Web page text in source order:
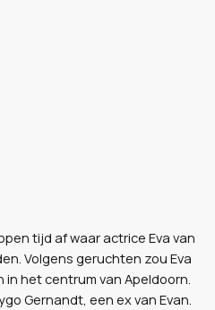
tijd af waar actrice Eva van
Volgens geruchten zou Eva
het centrum van Apeldoorn.
Gernandt, een ex van Evan.